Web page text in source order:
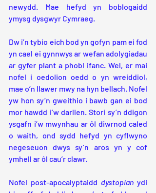
newydd. Mae hefyd yn boblogaidd
ymysg dysgwyr Cymraeg.
Dw i’n tybio eich bod yn gofyn pam ei fod
yn cael ei gynnwys ar wefan adolygiadau
ar gyfer plant a phobl ifanc. Wel, er mai
nofel i oedolion oedd o yn wreiddiol,
mae o’n llawer mwy na hyn bellach. Nofel
yw hon sy’n gweithio i bawb gan ei bod
mor hawdd i’w darllen. Stori sy’n ddigon
ysgafn i’w mwynhau ar ôl diwrnod caled
o waith, ond sydd hefyd yn cyflwyno
negeseuon dwys sy’n aros yn y cof
ymhell ar ôl cau’r clawr.
Nofel post-apocalyptaidd dystopian ydi